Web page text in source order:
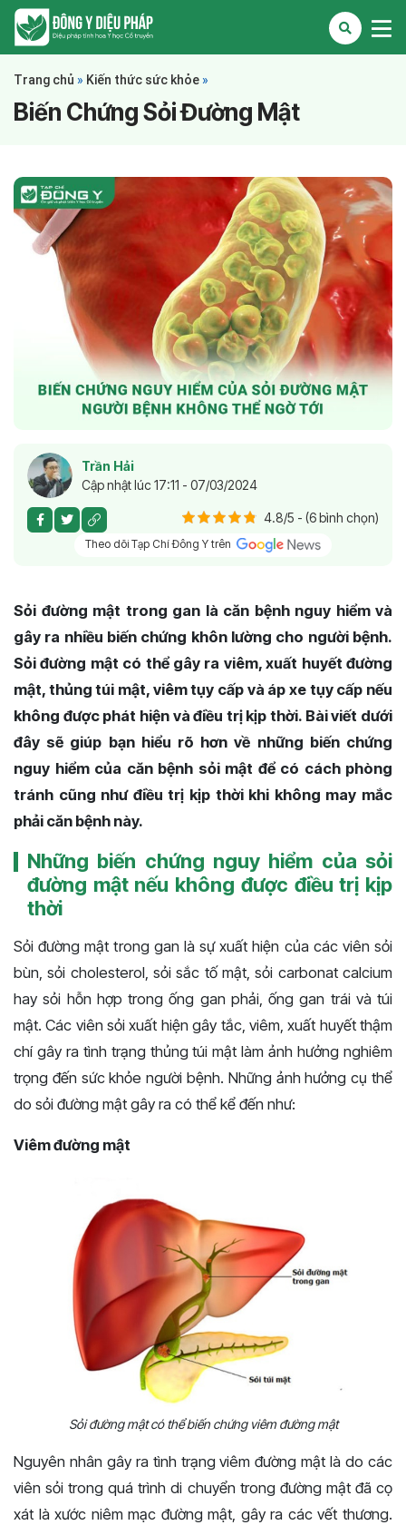
Trang chủ » Kiến thức sức khỏe »
Biến Chứng Sỏi Đường Mật
Trần Hải
Cập nhật lúc 17:11 - 07/03/2024
4.8/5 - (6 bình chọn)
Theo dõi Tạp Chí Đông Y trên
Sỏi đường mật trong gan là căn bệnh nguy hiểm và
gây ra nhiều biến chứng khôn lường cho người bệnh.
Sỏi đường mật có thể gây ra viêm, xuất huyết đường
mật, thủng túi mật, viêm tụy cấp và áp xe tụy cấp nếu
không được phát hiện và điều trị kịp thời. Bài viết dưới
đây sẽ giúp bạn hiểu rõ hơn về những biến chứng
nguy hiểm của căn bệnh sỏi mật để có cách phòng
tránh cũng như điều trị kịp thời khi không may mắc
phải căn bệnh này.
Những biến chứng nguy hiểm của sỏi
đường mật nếu không được điều trị kịp
thời
Sỏi đường mật trong gan là sự xuất hiện của các viên sỏi
bùn, sỏi cholesterol, sỏi sắc tố mật, sỏi carbonat calcium
hay sỏi hỗn hợp trong ống gan phải, ống gan trái và túi
mật. Các viên sỏi xuất hiện gây tắc, viêm, xuất huyết thậm
chí gây ra tình trạng thủng túi mật làm ảnh hưởng nghiêm
trọng đến sức khỏe người bệnh. Những ảnh hưởng cụ thể
do sỏi đường mật gây ra có thể kể đến như:
Viêm đường mật
Sỏi đường mật có thể biến chứng viêm đường mật
Nguyên nhân gây ra tình trạng viêm đường mật là do các
viên sỏi trong quá trình di chuyển trong đường mật đã cọ
xát là xước niêm mạc đường mật, gây ra các vết thương.